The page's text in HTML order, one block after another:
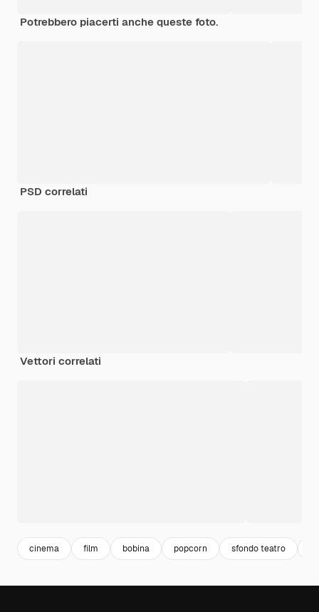
Potrebbero piacerti anche queste foto.
PSD correlati
Vettori correlati
cinema film bobina popcorn sfondo teatro